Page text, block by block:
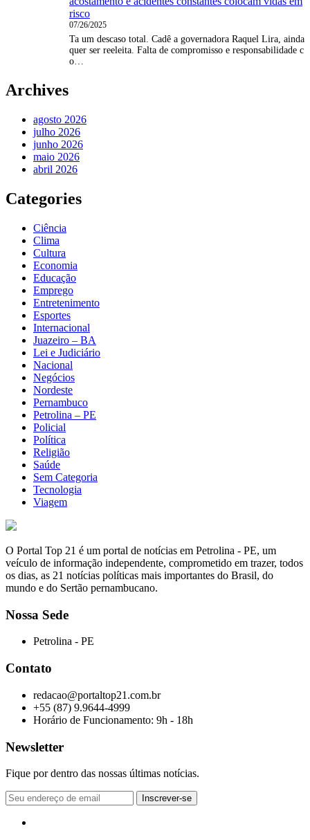
risco
07/26/2025
Ta um descaso total. Cadê a governadora Raquel Lira, ainda
quer ser reeleita. Falta de compromisso e responsabilidade c
o…
Archives
agosto 2026
julho 2026
junho 2026
maio 2026
abril 2026
Categories
Ciência
Clima
Cultura
Economia
Educação
Emprego
Entretenimento
Esportes
Internacional
Juazeiro – BA
Lei e Judiciário
Nacional
Negócios
Nordeste
Pernambuco
Petrolina – PE
Policial
Política
Religião
Saúde
Sem Categoria
Tecnologia
Viagem
O Portal Top 21 é um portal de notícias em Petrolina - PE, um
veículo de informação independente, comprometido em trazer, todos
os dias, as 21 notícias políticas mais importantes do Brasil, do
mundo e do Sertão pernambucano.
Nossa Sede
Petrolina - PE
Contato
redacao@portaltop21.com.br
+55 (87) 9.9644-4999
Horário de Funcionamento: 9h - 18h
Newsletter
Fique por dentro das nossas últimas notícias.